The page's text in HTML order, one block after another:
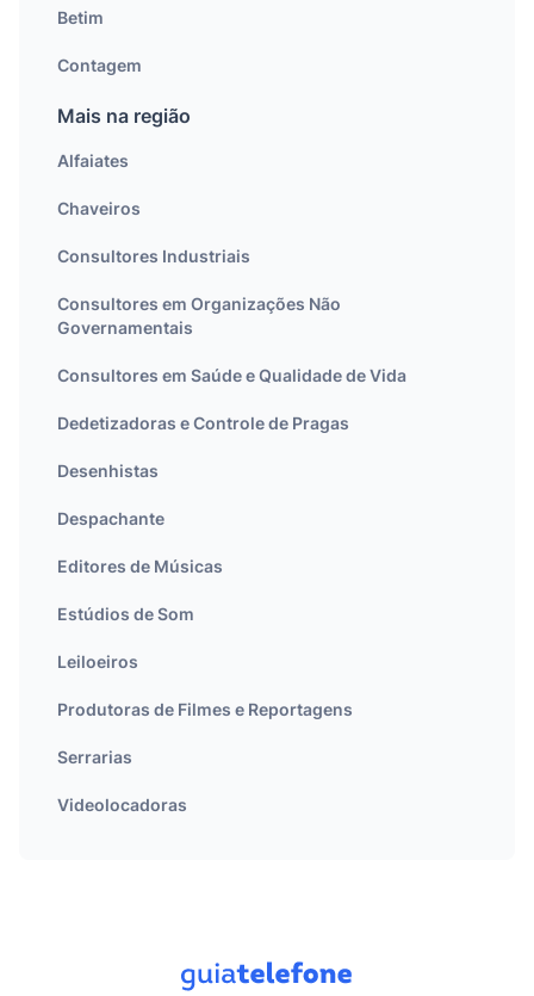
Betim
Contagem
Mais na região
Alfaiates
Chaveiros
Consultores Industriais
Consultores em Organizações Não
Governamentais
Consultores em Saúde e Qualidade de Vida
Dedetizadoras e Controle de Pragas
Desenhistas
Despachante
Editores de Músicas
Estúdios de Som
Leiloeiros
Produtoras de Filmes e Reportagens
Serrarias
Videolocadoras